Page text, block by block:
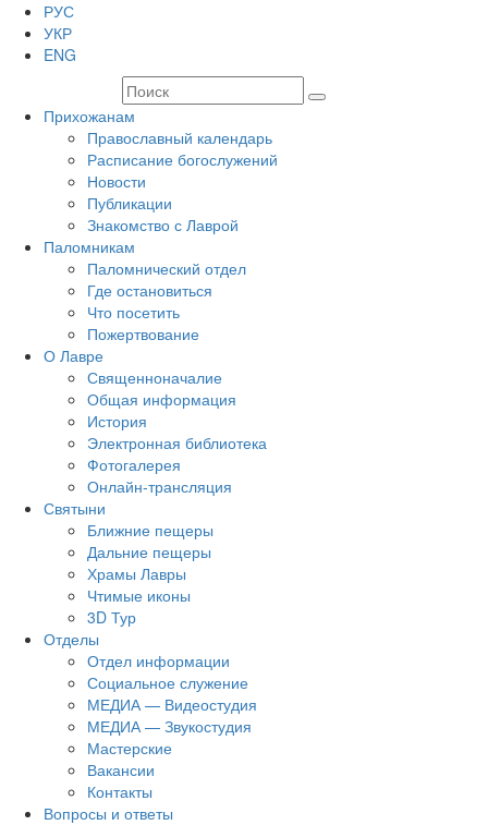
РУС
УКР
ENG
Прихожанам
Православный календарь
Расписание богослужений
Новости
Публикации
Знакомство с Лаврой
Паломникам
Паломнический отдел
Где остановиться
Что посетить
Пожертвование
О Лавре
Священноначалие
Общая информация
История
Электронная библиотека
Фотогалерея
Онлайн-трансляция
Святыни
Ближние пещеры
Дальние пещеры
Храмы Лавры
Чтимые иконы
3D Тур
Отделы
Отдел информации
Социальное служение
МЕДИА — Видеостудия
МЕДИА — Звукостудия
Мастерские
Вакансии
Контакты
Вопросы и ответы